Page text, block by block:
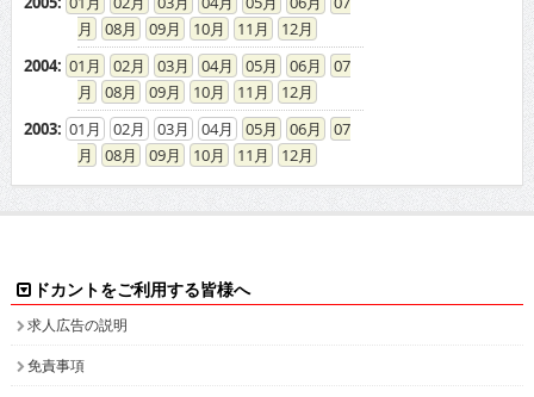
ドカント本サイト以外にこちらも
ドカント公式 X(旧Twitter)
ドカント公式 Instagram
検索キーワード一覧
高収入求人をお探しなら、高収入求人情報誌ドカント
報も・・・。
高収入バイトの求人情報ならお任せください！
注目のピックアップ求人も定期的に更新して参りますので、是非チェックしてみてください。